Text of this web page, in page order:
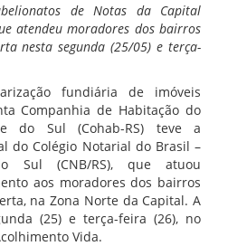
de Notas da Capital
atendeu moradores dos bairros
nesta segunda (25/05) e terça-
fundiária de imóveis
Companhia de Habitação do
do Sul (Cohab-RS) teve a
do Colégio Notarial do Brasil –
Sul (CNB/RS), que atuou
aos moradores dos bairros
na Zona Norte da Capital. A
(25) e terça-feira (26), no
Vida.